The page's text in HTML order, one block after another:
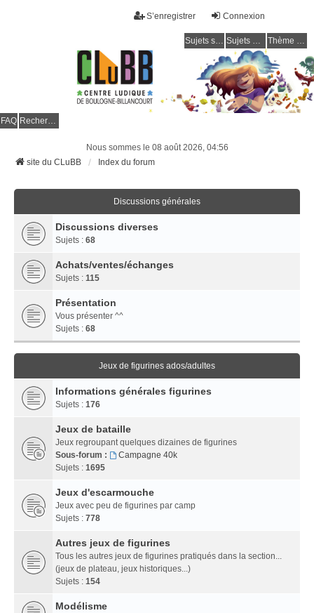
Connexion
S’enregistrer
Sujets sans réponse Sujets actifs Thème clair / foncé
FAQ Rechercher
Nous sommes le 08 août 2026, 04:56
site du CLuBB
Index du forum
Discussions générales
Discussions diverses
Sujets : 68
Achats/ventes/échanges
Sujets : 115
Présentation
Vous présenter ^^
Sujets : 68
Jeux de figurines ados/adultes
Informations générales figurines
Sujets : 176
Jeux de bataille
Jeux regroupant quelques dizaines de figurines
Sous-forum :
Campagne 40k
Sujets : 1695
Jeux d'escarmouche
Jeux avec peu de figurines par camp
Sujets : 778
Autres jeux de figurines
Tous les autres jeux de figurines pratiqués dans la section...
(jeux de plateau, jeux historiques...)
Sujets : 154
Modélisme